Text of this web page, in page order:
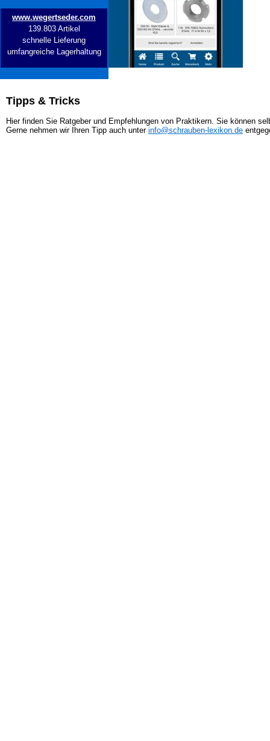
www.wegertseder.com
139.803 Artikel
schnelle Lieferung
umfangreiche Lagerhaltung
Tipps & Tricks
Hier finden Sie Ratgeber und Empfehlungen von Praktikern. Sie können
Gerne nehmen wir Ihren Tipp auch unter info@schrauben-lexikon.de